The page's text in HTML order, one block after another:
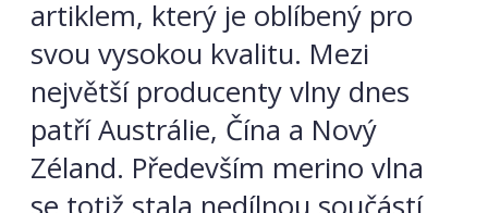
artiklem, který je oblíbený pro
svou vysokou kvalitu. Mezi
největší producenty vlny dnes
patří Austrálie, Čína a Nový
Zéland. Především merino vlna